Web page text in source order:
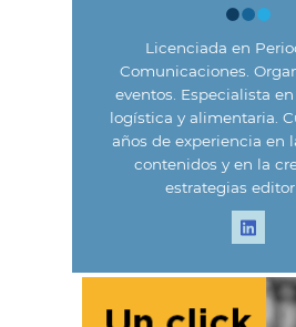
Licenciada en
Comunicaciones.
eventos. Especialista
logística y alimentaria.
años de experiencia en
contenidos y en la
estrategias